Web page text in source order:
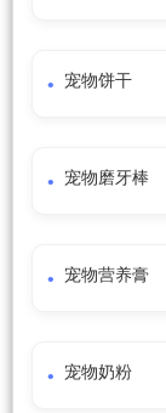
宠物饼干
宠物磨牙棒
宠物营养膏
宠物奶粉